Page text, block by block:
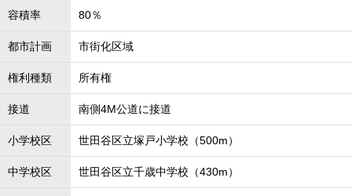
容積率 80％
都市計画 市街化区域
権利種類 所有権
接道 南側4M公道に接道
小学校区 世田谷区立塚戸小学校（500m）
中学校区 世田谷区立千歳中学校（430m）